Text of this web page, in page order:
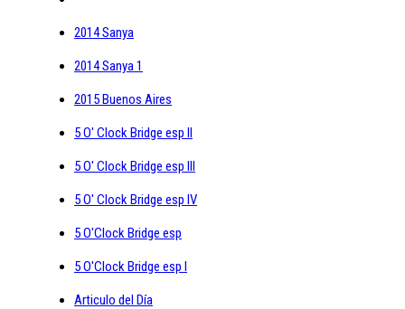
2014 Sanya
2014 Sanya 1
2015 Buenos Aires
5 O' Clock Bridge esp II
5 O' Clock Bridge esp III
5 O' Clock Bridge esp IV
5 O'Clock Bridge esp
5 O'Clock Bridge esp I
Articulo del Día